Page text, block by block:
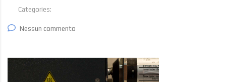
Categories:
Nessun commento